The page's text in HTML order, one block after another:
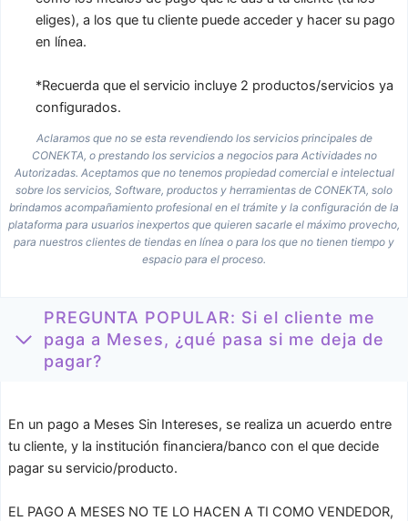
eliges), a los que tu cliente puede acceder y hacer su pago
en línea.
*Recuerda que el servicio incluye 2 productos/servicios ya
configurados.
Aclaramos que no se esta revendiendo los servicios principales de
CONEKTA, o prestando los servicios a negocios para Actividades no
Autorizadas. Aceptamos que no tenemos propiedad comercial e intelectual
sobre los servicios, Software, productos y herramientas de CONEKTA, solo
brindamos acompañamiento profesional en el trámite y la configuración de la
plataforma para usuarios inexpertos que quieren sacarle el máximo provecho,
para nuestros clientes de tiendas en línea o para los que no tienen tiempo y
espacio para el proceso.
PREGUNTA POPULAR: Si el cliente me
paga a Meses, ¿qué pasa si me deja de
pagar?
En un pago a Meses Sin Intereses, se realiza un acuerdo entre
tu cliente, y la institución financiera/banco con el que decide
pagar su servicio/producto.
EL PAGO A MESES NO TE LO HACEN A TI COMO VENDEDOR,